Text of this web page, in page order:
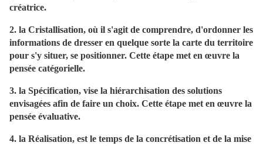
créatrice.
2. la Cristallisation, où il s'agit de comprendre, d'ordonner les
informations de dresser en quelque sorte la carte du territoire
pour s'y situer, se positionner. Cette étape met en œuvre la
pensée catégorielle.
3. la Spécification, vise la hiérarchisation des solutions
envisagées afin de faire un choix. Cette étape met en œuvre la
pensée évaluative.
4. la Réalisation, est le temps de la concrétisation et de la mise